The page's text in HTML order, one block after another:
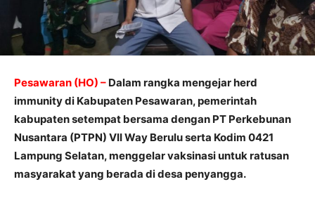
Pesawaran (HO) – Dalam rangka mengejar herd
immunity di Kabupaten Pesawaran, pemerintah
kabupaten setempat bersama dengan PT Perkebunan
Nusantara (PTPN) VII Way Berulu serta Kodim 0421
Lampung Selatan, menggelar vaksinasi untuk ratusan
masyarakat yang berada di desa penyangga.